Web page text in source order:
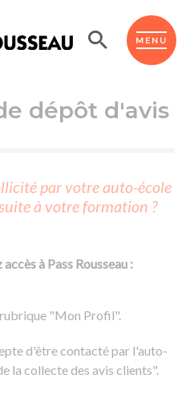
MENU
pro.
dépôt d'avis
par votre auto-école
à votre formation ?
accès à Pass Rousseau :
"Mon Profil".
d'être contacté par l'auto-
la collecte des avis clients".